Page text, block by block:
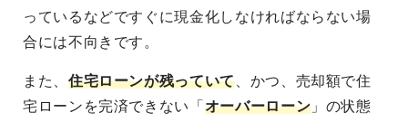
っているなどですぐに現金化しなければならない場
合には不向きです。
また、 住宅ローンが残っていて、かつ、売却額で住
宅ローンを完済できない「 オーバーローン 」の状態